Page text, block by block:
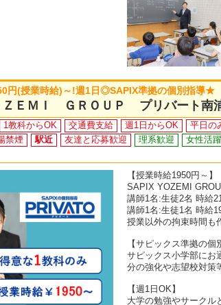
円(授業時給)～!週1日◎SAPIX準拠の個別指導★
ＥＭＩ ＧＲＯＵＰ プリバート南
1教科からOK 交通費支給 週1日からOK 平日の
禁煙 駅近 友達と応募歓迎 理系歓迎 女性活
【授業時給1950円～】
SAPIX YOZEMI
講師1名:生徒2名 時給
講師1名:生徒1名 時給
授業以外の拘束時間も
【サピックス準拠の個
サピックス小学部にお
分の強化や志望校対策
【週1日OK】
大学の勉強やサークル